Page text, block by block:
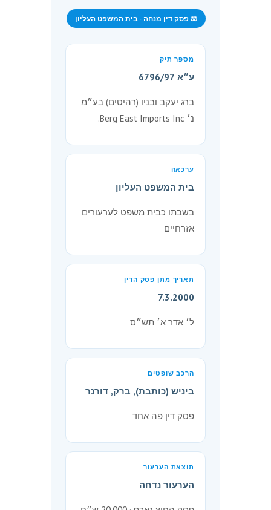
⚖️ פסק דין מנחה · בית המשפט העליון
מספר תיק
ע״א 6796/97
ברג יעקב ובניו (רהיטים) בע״מ
נ׳ Berg East Imports Inc.
ערכאה
בית המשפט העליון
בשבתו כבית משפט לערעורים
אזרחיים
תאריך מתן פסק הדין
7.3.2000
ל׳ אדר א׳ תש״ס
הרכב שופטים
ביניש (כותבת), ברק, דורנר
פסק דין פה אחד
תוצאת הערעור
הערעור נדחה